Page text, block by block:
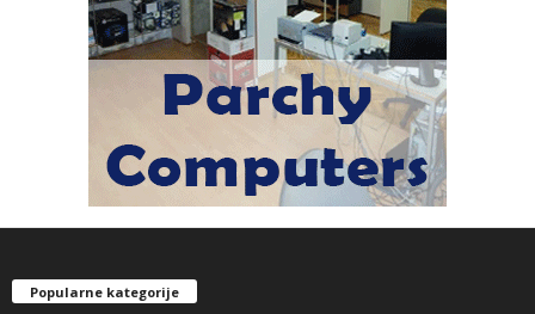
Popularne kategorije